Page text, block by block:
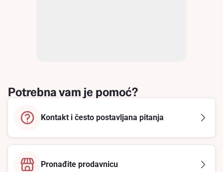
Potrebna vam je pomoć?
Kontakt i često postavljana pitanja
Pronađite prodavnicu